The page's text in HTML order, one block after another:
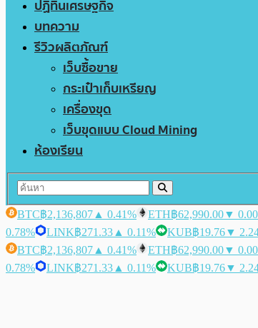
ปฏิทินเศรษฐกิจ
บทความ
รีวิวผลิตภัณฑ์
เว็บซื้อขาย
กระเป๋าเก็บเหรียญ
เครื่องขุด
เว็บขุดแบบ Cloud Mining
ห้องเรียน
BTC฿2,136,807 ▲ 0.41% ETH฿62,990.00▼
0.78%
LINK฿271.33 ▲ 0.11% KUB฿19.76▼
BTC฿2,136,807 ▲ 0.41% ETH฿62,990.00▼
0.78%
LINK฿271.33 ▲ 0.11% KUB฿19.76▼